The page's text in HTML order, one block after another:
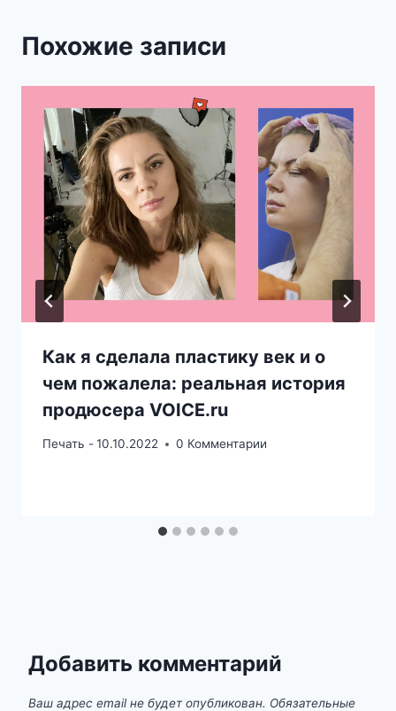
Похожие записи
Как я сделала пластику век и о
чем пожалела: реальная история
продюсера VOICE.ru
Печать -10.10.2022 0 Комментарии
Добавить комментарий
Ваш адрес email не будет опубликован. Обязательные